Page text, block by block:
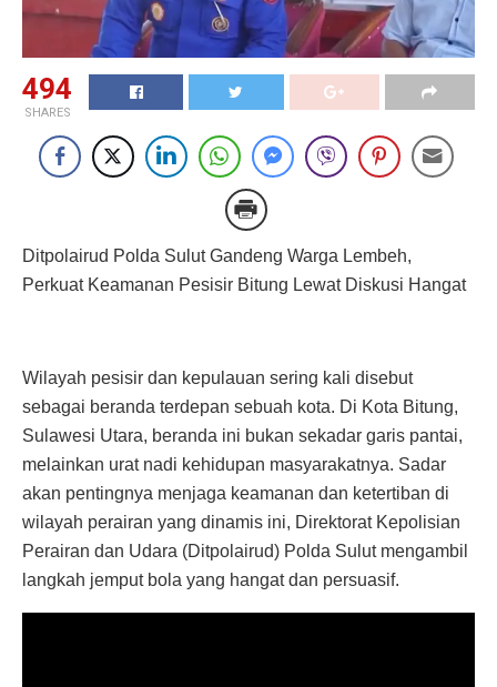
494
SHARES
Ditpolairud Polda Sulut Gandeng Warga Lembeh,
Perkuat Keamanan Pesisir Bitung Lewat Diskusi Hangat
Wilayah pesisir dan kepulauan sering kali disebut
sebagai beranda terdepan sebuah kota. Di Kota Bitung,
Sulawesi Utara, beranda ini bukan sekadar garis pantai,
melainkan urat nadi kehidupan masyarakatnya. Sadar
akan pentingnya menjaga keamanan dan ketertiban di
wilayah perairan yang dinamis ini, Direktorat Kepolisian
Perairan dan Udara (Ditpolairud) Polda Sulut mengambil
langkah jemput bola yang hangat dan persuasif.